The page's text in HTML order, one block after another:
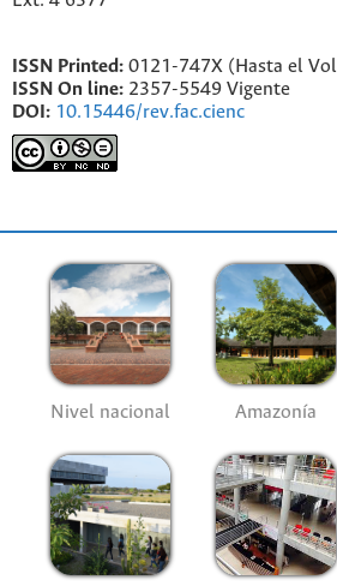
ISSN Printed: 0121-747X (Hasta el
ISSN On line: 2357-5549 Vigente
DOI: 10.15446/rev.fac.cienc
Nivel nacional Amazonía